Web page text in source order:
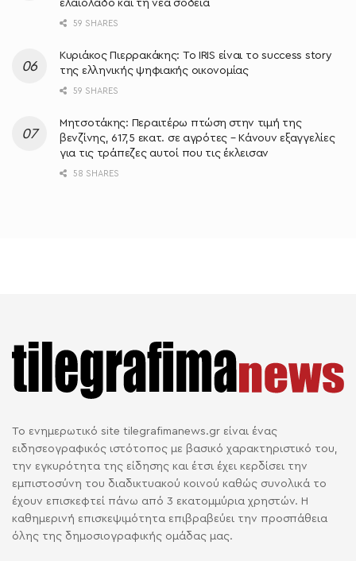
ελαιόλαδο και τη νέα σοδειά
59 SHARES
Κυριάκος Πιερρακάκης: Το IRIS είναι το success story
της ελληνικής ψηφιακής οικονομίας
59 SHARES
Μητσοτάκης: Περαιτέρω πτώση στην τιμή της
βενζίνης, 617,5 εκατ. σε αγρότες – Κάνουν εξαγγελίες
για τις τράπεζες αυτοί που τις έκλεισαν
58 SHARES
Το ενημερωτικό site tilegrafimanews.gr είναι ένας
ειδησεογραφικός ιστότοπος με βασικό χαρακτηριστικό του,
την εγκυρότητα της είδησης και έτσι έχει κερδίσει την
εμπιστοσύνη του διαδικτυακού κοινού καθώς συνολικά το
έχουν επισκεφτεί πάνω από 3 εκατομμύρια χρηστών. Η
καθημερινή επισκεψιμότητα επιβραβεύει την προσπάθεια
όλης της δημοσιογραφικής ομάδας μας.